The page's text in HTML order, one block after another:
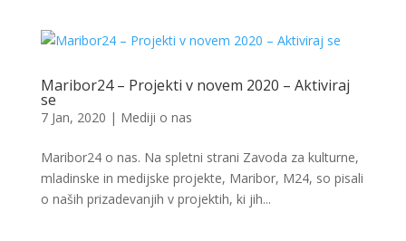
Maribor24 – Projekti v novem 2020 – Aktiviraj
se
7 Jan, 2020 | Mediji o nas
Maribor24 o nas. Na spletni strani Zavoda za kulturne,
mladinske in medijske projekte, Maribor, M24, so pisali
o naših prizadevanjih v projektih, ki jih...